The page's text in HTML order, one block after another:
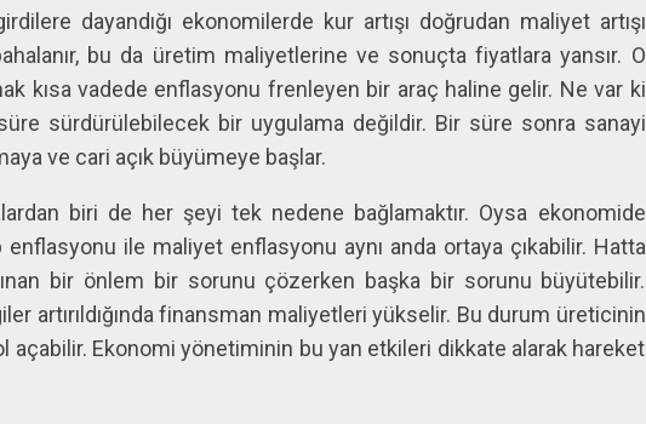
dayandığı ekonomilerde kur artışı doğrudan maliyet artışı
bu da üretim maliyetlerine ve sonuçta fiyatlara yansır. O
kısa vadede enflasyonu frenleyen bir araç haline gelir. Ne var ki
sürdürülebilecek bir uygulama değildir. Bir süre sonra sanayi
ve cari açık büyümeye başlar.
biri de her şeyi tek nedene bağlamaktır. Oysa ekonomide
ile maliyet enflasyonu aynı anda ortaya çıkabilir. Hatta
bir önlem bir sorunu çözerken başka bir sorunu büyütebilir.
artırıldığında finansman maliyetleri yükselir. Bu durum üreticinin
açabilir. Ekonomi yönetiminin bu yan etkileri dikkate alarak hareket